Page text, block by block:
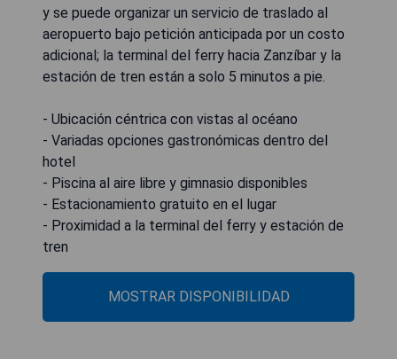
y se puede organizar un servicio de traslado al
aeropuerto bajo petición anticipada por un costo
adicional; la terminal del ferry hacia Zanzíbar y la
estación de tren están a solo 5 minutos a pie.
- Ubicación céntrica con vistas al océano
- Variadas opciones gastronómicas dentro del
hotel
- Piscina al aire libre y gimnasio disponibles
- Estacionamiento gratuito en el lugar
- Proximidad a la terminal del ferry y estación de
tren
MOSTRAR DISPONIBILIDAD